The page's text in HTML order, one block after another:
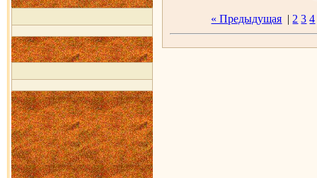
« Предыдущая | 2 3 4